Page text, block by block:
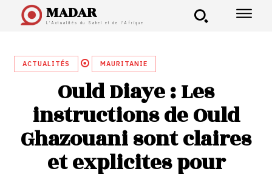
MADAR
L'Actualités du Sahel et de l'Afrique
ACTUALITÉS MAURITANIE
Ould Diaye : Les
instructions de Ould
Ghazouani sont claires
et explicites pour